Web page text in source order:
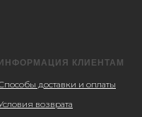
КЛИЕНТАМ
доставки и оплаты
возврата